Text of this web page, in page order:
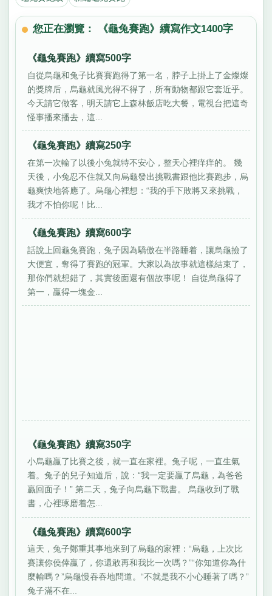
您正在瀏覽： 《龜兔賽跑》續寫作文1400字
《龜兔賽跑》續寫500字
自從烏龜和兔子比賽賽跑得了第一名，脖子上掛上了金燦燦
的獎牌后，烏龜就風光得不得了，所有動物都跟它套近乎。
今天請它做客，明天請它上森林飯店吃大餐，電視台把這奇
怪事播來播去，這...
《龜兔賽跑》續寫250字
在第一次輸了以後小兔就特不安心，整天心裡痒痒的。 幾
天後，小兔忍不住就又向烏龜發出挑戰書跟他比賽跑步，烏
龜爽快地答應了。烏龜心裡想：“我的手下敗將又來挑戰，
我才不怕你呢！比...
《龜兔賽跑》續寫600字
話說上回龜兔賽跑，兔子因為驕傲在半路睡着，讓烏龜撿了
大便宜，奪得了賽跑的冠軍。大家以為故事就這樣結束了，
那你們就想錯了，其實後面還有個故事呢！ 自從烏龜得了
第一，贏得一塊金...
《龜兔賽跑》續寫350字
小烏龜贏了比賽之後，就一直在家裡。兔子呢，一直生氣
着。兔子的兒子知道后，說：“我一定要贏了烏龜，為爸爸
贏回面子！” 第二天，兔子向烏龜下戰書。 烏龜收到了戰
書，心裡琢磨着怎...
《龜兔賽跑》續寫600字
這天，兔子鄭重其事地來到了烏龜的家裡：“烏龜，上次比
賽讓你僥倖贏了，你還敢再和我比一次嗎？”“你知道你為什
麼輸嗎？”烏龜慢吞吞地問道。“不就是我不小心睡著了嗎？”
兔子滿不在...